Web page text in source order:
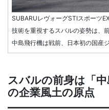
SUBARUレヴォーグSTIスポー
技術を重視するスバルの姿勢は、
中島飛行機は戦前、日本初の国産
スバルの前身は「
の企業風土の原点